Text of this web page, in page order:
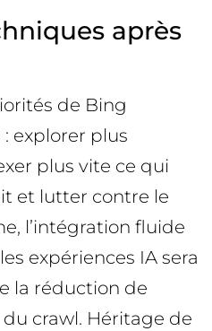
après
de Bing
explorer plus
plus vite ce qui
et lutter contre le
l’intégration fluide
expériences IA sera
la réduction de
crawl. Héritage de